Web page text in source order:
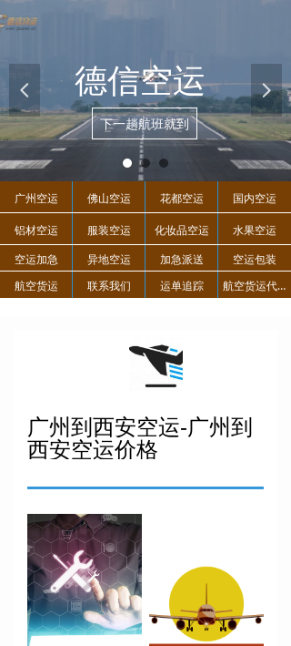
德信空运
下一趟航班就到
넳 넲
广州空运 佛山空运 花都空运 国内空运
铝材空运 服装空运 化妆品空运
水果空运
空运加急
异地空运 加急派送
空运包装
航空货运
联系我们 运单追踪 航空货运代收
广州到西安空运-广州到
西安空运价格